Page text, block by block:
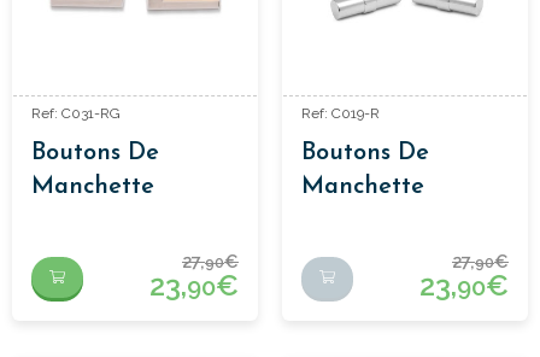
Ref: C031-RG
Boutons De
Manchette
27,90€
23,90€
Ref: C019-R
Boutons De
Manchette
27,90€
23,90€